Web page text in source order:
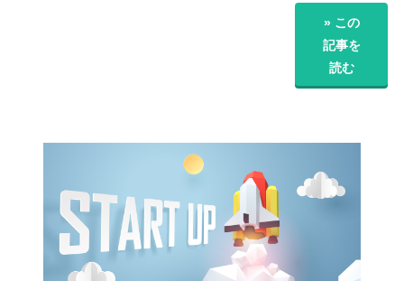
» この
記事を
読む